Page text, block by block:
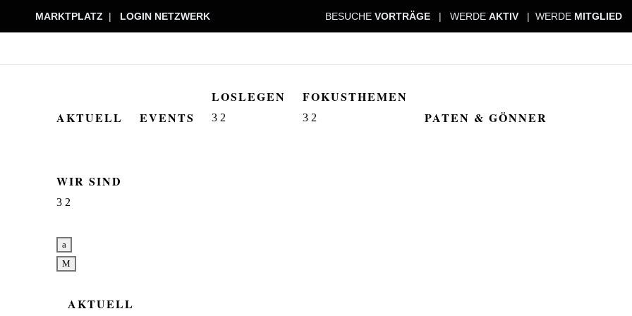
MARKTPLATZ | LOGIN NETZWERK BESUCHEVORTRÄGE | WERDEAKTIV | WERDE MITGLIED
AKTUELL EVENTS
LOSLEGEN
3 2
FOKUSTHEMEN
3 2 PATEN & GÖNNER
WIR SIND
3 2
a
M
AKTUELL